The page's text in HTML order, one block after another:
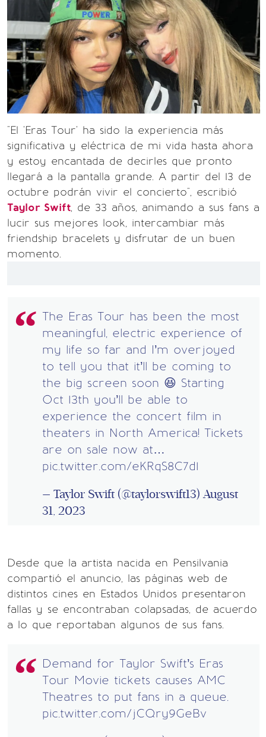
"El 'Eras Tour' ha sido la experiencia más
significativa y eléctrica de mi vida hasta ahora
y estoy encantada de decirles que pronto
llegará a la pantalla grande. A partir del 13 de
octubre podrán vivir el concierto", escribió
Taylor Swift, de 33 años, animando a sus fans a
lucir sus mejores look, intercambiar más
friendship bracelets y disfrutar de un buen
momento.
The Eras Tour has been the most
meaningful, electric experience of
my life so far and I’m overjoyed
to tell you that it’ll be coming to
the big screen soon 😆 Starting
Oct 13th you’ll be able to
experience the concert film in
theaters in North America! Tickets
are on sale now at…
pic.twitter.com/eKRqS8C7d1
— Taylor Swift (@taylorswift13)August
31, 2023
Desde que la artista nacida en Pensilvania
compartió el anuncio, las páginas web de
distintos cines en Estados Unidos presentaron
fallas y se encontraban colapsadas, de acuerdo
a lo que reportaban algunos de sus fans.
Demand for Taylor Swift’s Eras
Tour Movie tickets causes AMC
Theatres to put fans in a queue.
pic.twitter.com/jCQry9GeBv